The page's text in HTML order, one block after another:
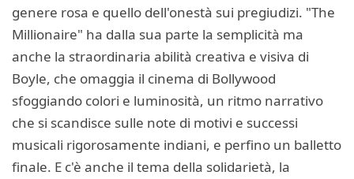
genere rosa e quello dell'onestà sui pregiudizi. "The
Millionaire" ha dalla sua parte la semplicità ma
anche la straordinaria abilità creativa e visiva di
Boyle, che omaggia il cinema di Bollywood
sfoggiando colori e luminosità, un ritmo narrativo
che si scandisce sulle note di motivi e successi
musicali rigorosamente indiani, e perfino un balletto
finale. E c'è anche il tema della solidarietà, la